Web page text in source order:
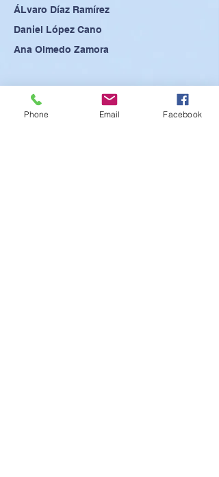
ÁLvaro Díaz Ramírez
Daniel López Cano
Ana Olmedo Zamora
Phone Email Facebook